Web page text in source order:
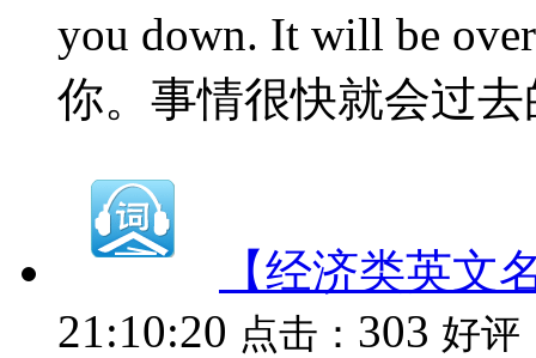
you down. It will be
你。事情很快就会过去
【经济类英文
21:10:20 点击： 303 好评